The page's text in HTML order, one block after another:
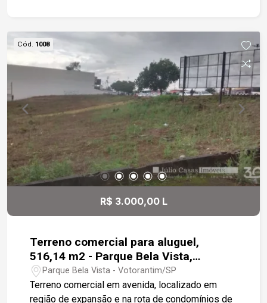
Cód. 1008
R$ 3.000,00 L
Terreno comercial para aluguel,
516,14 m2 - Parque Bela Vista,
Votorantim
Parque Bela Vista - Votorantim/SP
Terreno comercial em avenida, localizado em
região de expansão e na rota de condomínios de